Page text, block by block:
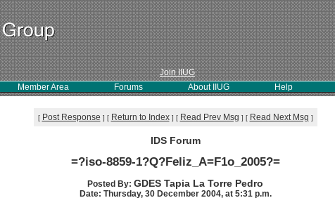
Join IIUG
Member Area Forums About IIUG Help
[ Post Response ] [ Return to Index] [ Read Prev Msg ] [ Read Next Msg ]
IDS Forum
=?iso-8859-1?Q?Feliz_A=F1o_2005?=
Posted By: GDES Tapia La Torre Pedro
Date: Thursday, 30 December 2004, at 5:31 p.m.